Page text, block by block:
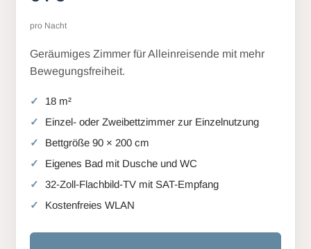
pro Nacht
Geräumiges Zimmer für Alleinreisende mit mehr
Bewegungsfreiheit.
18 m²
Einzel- oder Zweibettzimmer zur Einzelnutzung
Bettgröße 90 × 200 cm
Eigenes Bad mit Dusche und WC
32-Zoll-Flachbild-TV mit SAT-Empfang
Kostenfreies WLAN